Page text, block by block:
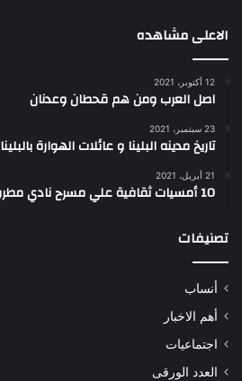
الاعلى مشاهده
12 أكتوبر، 2021
اصل العرب ومن هم قحطان وعدنان
23 سبتمبر، 2021
تاريخ مدينه البلينا و عائلات الهوارة بالبلينا
21 أبريل، 2021
10 أمسيات ثقافية علي مسرح نادي مطروح الإجتماعي في رمضان
تصنيفات
أنساب
أهم الاخبار
اجتماعيات
العدد الورقى